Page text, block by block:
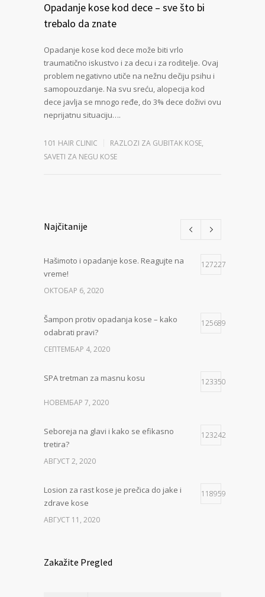
Opadanje kose kod dece – sve što bi
trebalo da znate
Opadanje kose kod dece može biti vrlo
traumatično iskustvo i za decu i za roditelje. Ovaj
problem negativno utiče na nežnu dečiju psihu i
samopouzdanje. Na svu sreću, alopecija kod
dece javlja se mnogo ređe, do 3% dece doživi ovu
neprijatnu situaciju….
101 HAIR CLINIC RAZLOZI ZA GUBITAK KOSE,
SAVETI ZA NEGU KOSE
Najčitanije
Hašimoto i opadanje kose. Reagujte na
vreme!
127227
ОКТОБАР 6, 2020
Šampon protiv opadanja kose – kako
odabrati pravi?
125689
СЕПТЕМБАР 4, 2020
SPA tretman za masnu kosu 123350
НОВЕМБАР 7, 2020
Seboreja na glavi i kako se efikasno
tretira?
123242
АВГУСТ 2, 2020
Losion za rast kose je prečica do jake i
zdrave kose
118959
АВГУСТ 11, 2020
Zakažite Pregled